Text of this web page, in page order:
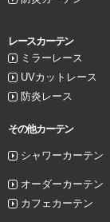
レースカーテン
ミラーレース
UVカットレース
防炎レース
その他カーテン
シャワーカーテン
オーダーカーテン
カフェカーテン